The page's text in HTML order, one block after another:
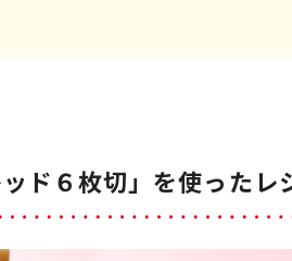
ッド６枚切」を使ったレ